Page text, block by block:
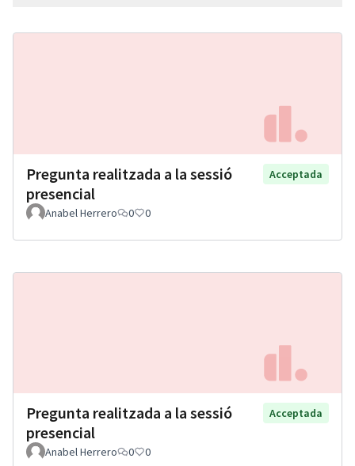
Pregunta realitzada a la sessió
presencial
Acceptada
Anabel Herrero 0 0
Pregunta realitzada a la sessió
presencial
Acceptada
Anabel Herrero 0 0